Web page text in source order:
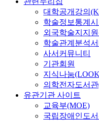
대학공개강의
학술정보통계
외국학술지지
학술관계분석
사서커뮤니티
기관회원
지식나눔
의학전자도서
유관기관 사이트
교육부(MOE)
국립장애인도